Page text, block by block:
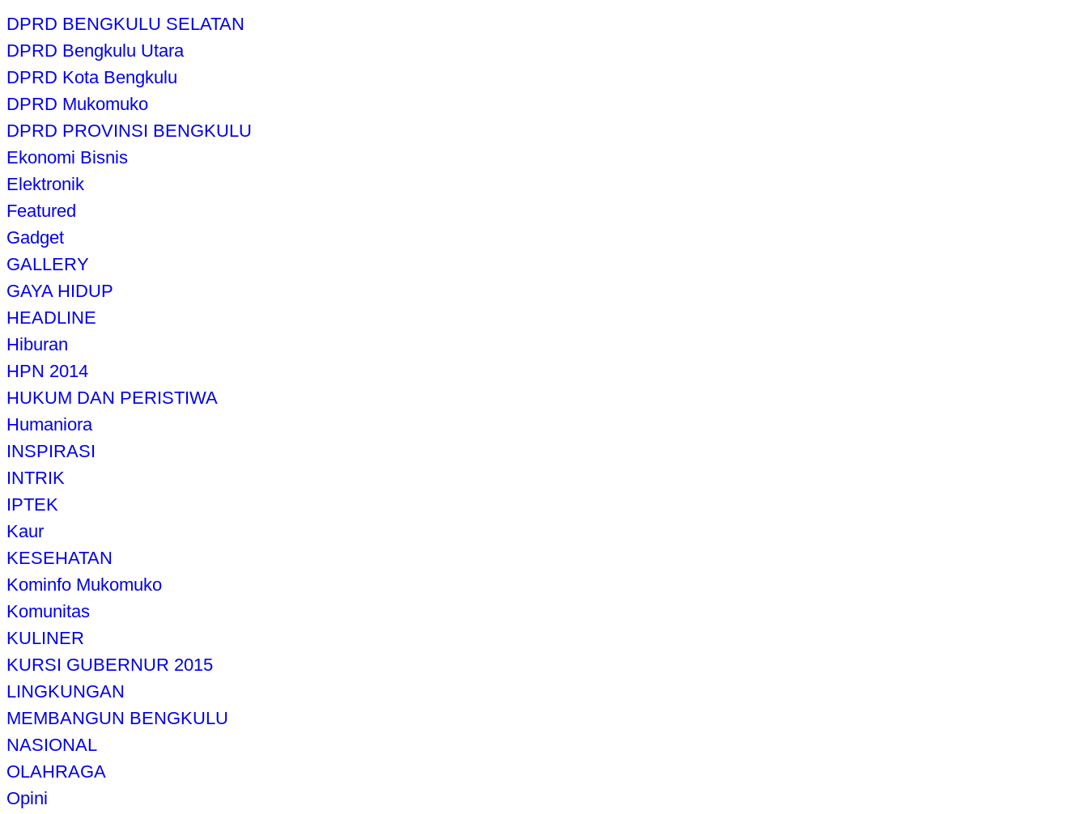
DPRD BENGKULU SELATAN
DPRD Bengkulu Utara
DPRD Kota Bengkulu
DPRD Mukomuko
DPRD PROVINSI BENGKULU
Ekonomi Bisnis
Elektronik
Featured
Gadget
GALLERY
GAYA HIDUP
HEADLINE
Hiburan
HPN 2014
HUKUM DAN PERISTIWA
Humaniora
INSPIRASI
INTRIK
IPTEK
Kaur
KESEHATAN
Kominfo Mukomuko
Komunitas
KULINER
KURSI GUBERNUR 2015
LINGKUNGAN
MEMBANGUN BENGKULU
NASIONAL
OLAHRAGA
Opini